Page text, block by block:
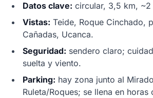
Datos clave: circular, 3,5 km, ~2
Vistas: Teide, Roque Cinchado,
Cañadas, Ucanca.
Seguridad: sendero claro;
suelta y viento.
Parking: hay zona junto al
Ruleta/Roques; se llena en horas